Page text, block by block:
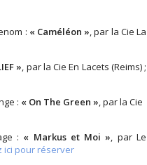
: « Caméléon », par la Cie La
», par la Cie En Lacets (Reims) ;
: « On The Green », par la Cie
: « Markus et Moi », par Le
ici pour réserver